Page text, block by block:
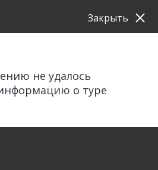
не удалось
о туре
Закрыть